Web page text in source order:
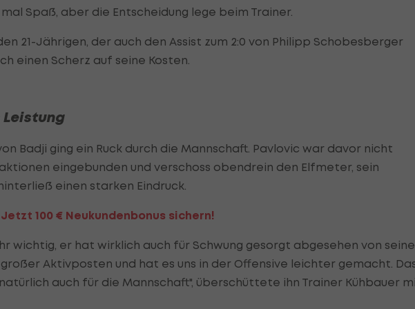
Spaß, aber die Entscheidung lege beim Trainer.
21-Jährigen, der auch den Assist zum 2:0 von Philipp Schobesberger
einen Scherz auf seine Kosten.
Leistung
Badji ging ein Ruck durch die Mannschaft. Pavlovic war davor nicht
eingebunden und verschoss obendrein den Elfmeter, sein
einen starken Eindruck.
100 € Neukundenbonus sichern!
wichtig, er hat wirklich auch für Schwung gesorgt abgesehen von
großer Aktivposten und hat es uns in der Offensive leichter gemacht.
auch für die Mannschaft", überschüttete ihn Trainer Kühbauer